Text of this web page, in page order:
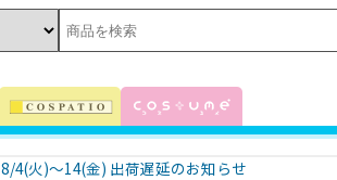
8/4(火)～14(金) 出荷遅延のお知らせ